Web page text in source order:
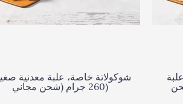
شوكولاتة خاصة، علبة معدنية
260 جرام (شحن مجاني)
(شحن